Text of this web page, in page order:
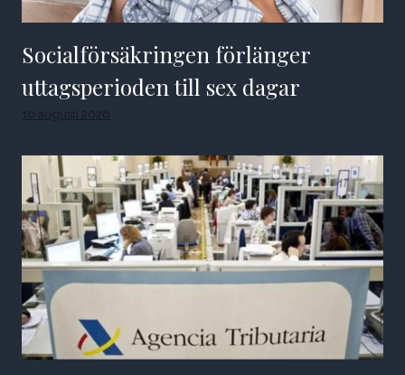
Socialförsäkringen förlänger
uttagsperioden till sex dagar
10 augusti 2026